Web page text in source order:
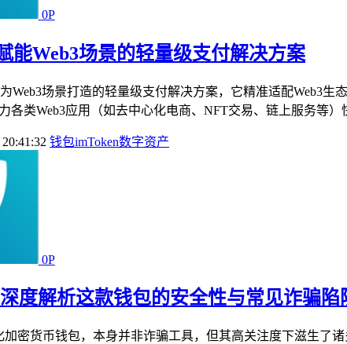
0P
能Web3场景的轻量级支付解决方案
Web3场景打造的轻量级支付解决方案，它精准适配Web3
各类Web3应用（如去中心化电商、NFT交易、链上服务等
钱包imToken数字资产
0P
度解析这款钱包的安全性与常见诈骗陷
加密货币钱包，本身并非诈骗工具，但其高关注度下滋生